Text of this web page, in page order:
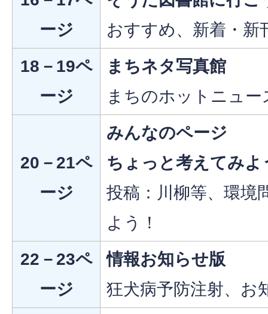
ージ
おすすめ、新着・新
18－19ペ
ージ
まちネタ写真館
まちのホットニュー
20－21ペ
ージ
みんなのページ
ちょっと考えてみよ
投稿：川柳等、環境
よう！
22－23ペ
ージ
情報お知らせ版
狂犬病予防注射、お